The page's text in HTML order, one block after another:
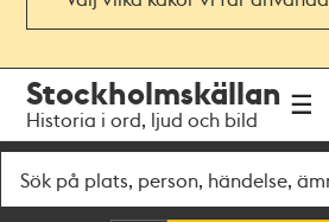
navigationen
huvudinnehållet
Stockholmskällan
Historia i ord, ljud och bild